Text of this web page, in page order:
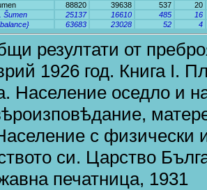
88820 39638 537
20
Šumen 25137 16610 485
16
63683 23028 52 4
резултати от
1926 год. Книга I.
Население оседло и
с
си. Царство
печатница, 1931